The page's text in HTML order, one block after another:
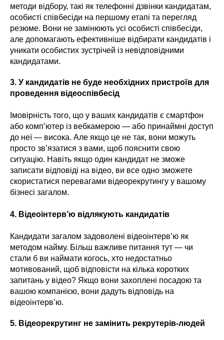
методи відбору, такі як телефонні дзвінки кандидатам,
особисті співбесіди на першому етапі та перегляд
резюме. Вони не замінюють усі особисті співбесіди,
але допомагають ефективніше відбирати кандидатів і
уникати особистих зустрічей із невідповідними
кандидатами.
3. У кандидатів не буде необхідних пристроїв для
проведення відеоспівбесід
Імовірність того, що у ваших кандидатів є смартфон
або комп’ютер із вебкамерою — або принаймні доступ
до неї — висока. Але якщо це не так, вони можуть
просто зв’язатися з вами, щоб пояснити свою
ситуацію. Навіть якщо один кандидат не зможе
записати відповіді на відео, ви все одно зможете
скористатися перевагами відеорекрутингу у вашому
бізнесі загалом.
4. Відеоінтерв’ю відлякують кандидатів
Кандидати загалом задоволені відеоінтерв’ю як
методом найму. Більш важливе питання тут — чи
стали б ви наймати когось, хто недостатньо
мотивований, щоб відповісти на кілька коротких
запитань у відео? Якщо вони захоплені посадою та
вашою компанією, вони дадуть відповідь на
відеоінтерв’ю.
5. Відеорекрутинг не замінить рекрутерів-людей